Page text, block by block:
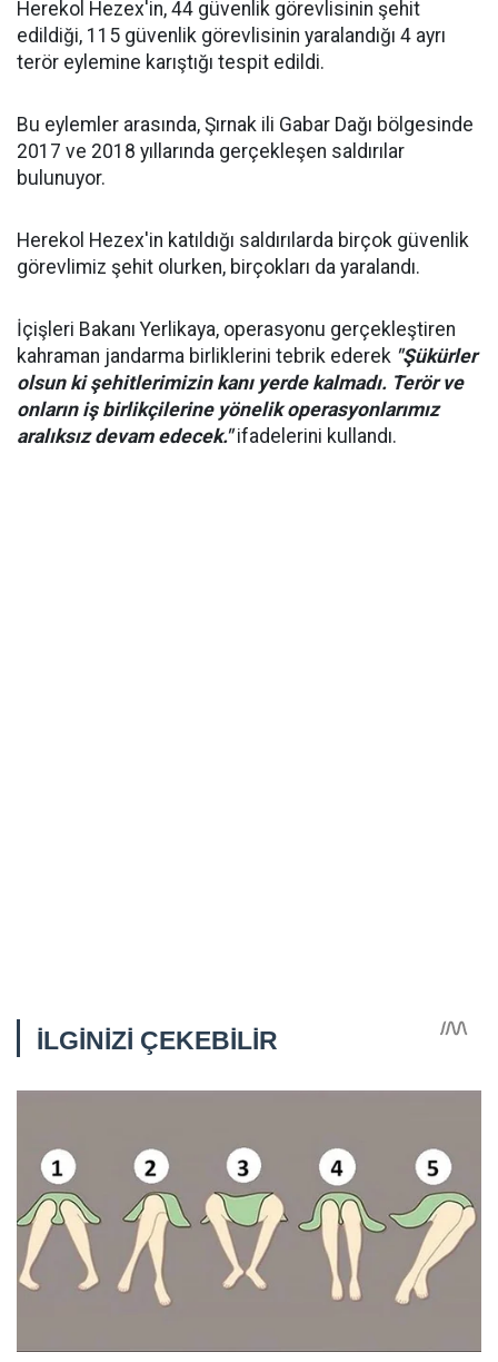
Herekol Hezex'in, 44 güvenlik görevlisinin şehit
edildiği, 115 güvenlik görevlisinin yaralandığı 4 ayrı
terör eylemine karıştığı tespit edildi.
Bu eylemler arasında, Şırnak ili Gabar Dağı bölgesinde
2017 ve 2018 yıllarında gerçekleşen saldırılar
bulunuyor.
Herekol Hezex'in katıldığı saldırılarda birçok güvenlik
görevlimiz şehit olurken, birçokları da yaralandı.
İçişleri Bakanı Yerlikaya, operasyonu gerçekleştiren
kahraman jandarma birliklerini tebrik ederek "Şükürler
olsun ki şehitlerimizin kanı yerde kalmadı. Terör ve
onların iş birlikçilerine yönelik operasyonlarımız
aralıksız devam edecek."ifadelerini kullandı.